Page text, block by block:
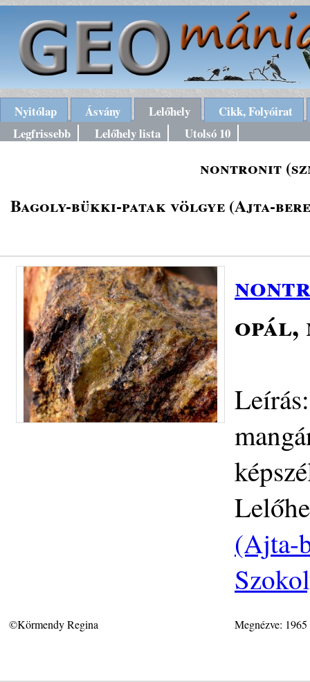
Nyitólap Ásvány Lelőhely
Cikk, Folyóirat
Legfrissebb
Lelőhely lista Utolsó 10
nontronit
Bagoly-bükki-patak völgye (Ajta-
opál,
(Ajta-
©Körmendy Regina Megnézve: